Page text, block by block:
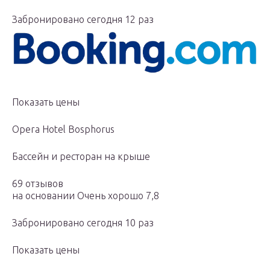
Забронировано сегодня 12 раз
Показать цены
Opera Hotel Bosphorus
Бассейн и ресторан на крыше
69 отзывов
на основании Очень хорошо 7,8
Забронировано сегодня 10 раз
Показать цены